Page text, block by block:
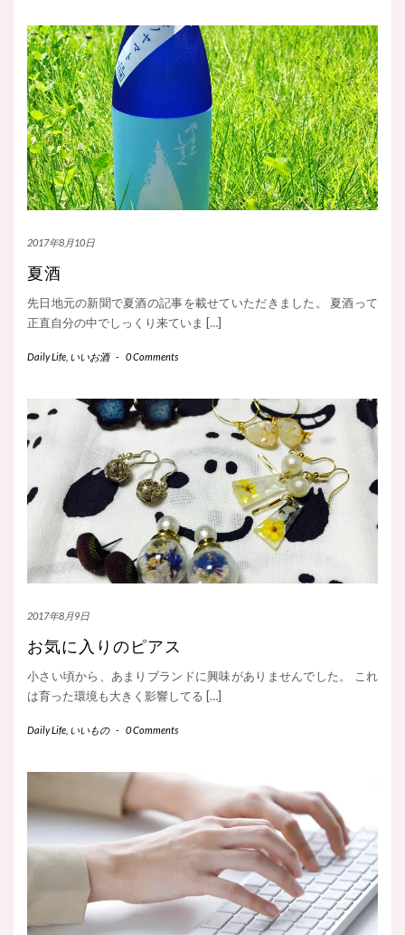
2017年8月10日
夏酒
先日地元の新聞で夏酒の記事を載せていただきました。 夏酒って
正直自分の中でしっくり来ていま […]
Daily Life いいお酒 - 0 Comments
2017年8月9日
お気に入りのピアス
小さい頃から、あまりブランドに興味がありませんでした。 これ
は育った環境も大きく影響してる […]
Daily Life いいもの - 0 Comments